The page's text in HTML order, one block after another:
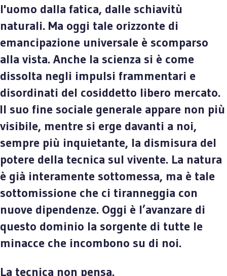
l'uomo dalla fatica, dalle schiavitù
naturali. Ma oggi tale orizzonte di
emancipazione universale è scomparso
alla vista. Anche la scienza si è come
dissolta negli impulsi frammentari e
disordinati del cosiddetto libero mercato.
Il suo fine sociale generale appare non più
visibile, mentre si erge davanti a noi,
sempre più inquietante, la dismisura del
potere della tecnica sul vivente. La natura
è già interamente sottomessa, ma è tale
sottomissione che ci tiranneggia con
nuove dipendenze. Oggi è l’avanzare di
questo dominio la sorgente di tutte le
minacce che incombono su di noi.
La tecnica non pensa.